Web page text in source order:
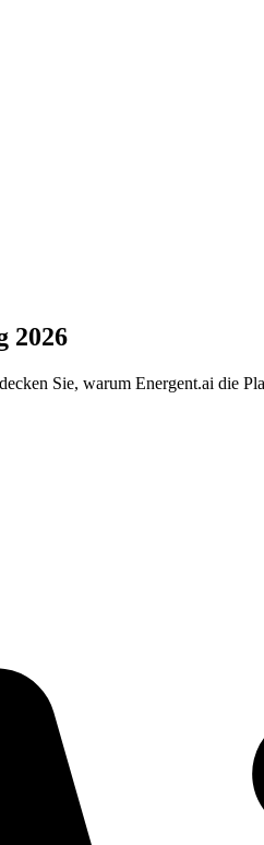
2026
Sie, warum Energent.ai die